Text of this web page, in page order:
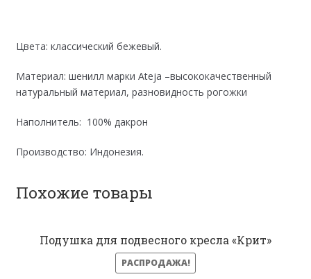
Цвета: классический бежевый.
Материал: шенилл марки Ateja –высококачественный
натуральный материал, разновидность рогожки
Наполнитель: 100% дакрон
Производство: Индонезия.
Похожие товары
Подушка для подвесного кресла «Крит»
РАСПРОДАЖА!